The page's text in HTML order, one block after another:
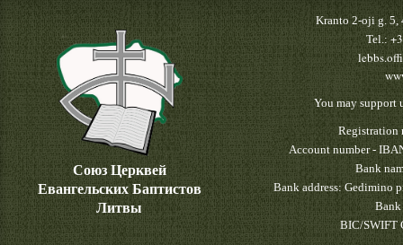
Союз Церквей
Евангельских Баптистов
Литвы
Kranto 2-oji g. 5,
Tel.:
You may support
Registration
Account number -
Bank
Bank address: Gedimino
Bank
BIC/SWIFT